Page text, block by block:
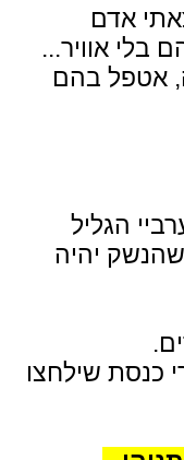
אדם
בלי אוויר...
אטפל בהם
הגליל
יהיה
כנסת שילחצו